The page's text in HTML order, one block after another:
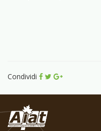
Condividi